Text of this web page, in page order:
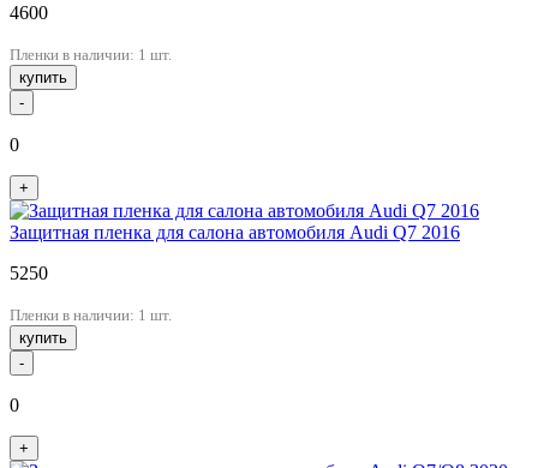
4600
Пленки в наличии: 1 шт.
купить
-
0
+
Защитная пленка для салона автомобиля Audi Q7 2016
5250
Пленки в наличии: 1 шт.
купить
-
0
+